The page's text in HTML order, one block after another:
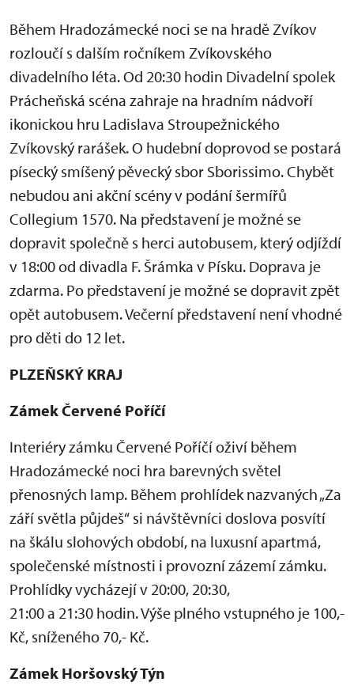
Během Hradozámecké noci se na hradě Zvíkov
rozloučí s dalším ročníkem Zvíkovského
divadelního léta. Od 20:30 hodin Divadelní spolek
Prácheňská scéna zahraje na hradním nádvoří
ikonickou hru Ladislava Stroupežnického
Zvíkovský rarášek. O hudební doprovod se postará
písecký smíšený pěvecký sbor Sborissimo. Chybět
nebudou ani akční scény v podání šermířů
Collegium 1570. Na představení je možné se
dopravit společně s herci autobusem, který odjíždí
v 18:00 od divadla F. Šrámka v Písku. Doprava je
zdarma. Po představení je možné se dopravit zpět
opět autobusem. Večerní představení není vhodné
pro děti do 12 let.
PLZEŇSKÝ KRAJ
Zámek Červené Poříčí
Interiéry zámku Červené Poříčí oživí během
Hradozámecké noci hra barevných světel
přenosných lamp. Během prohlídek nazvaných „Za
září světla půjdeš“ si návštěvníci doslova posvítí
na škálu slohových období, na luxusní apartmá,
společenské místnosti i provozní zázemí zámku.
Prohlídky vycházejí v 20:00, 20:30,
21:00 a 21:30 hodin. Výše plného vstupného je 100,-
Kč, sníženého 70,- Kč.
Zámek Horšovský Týn